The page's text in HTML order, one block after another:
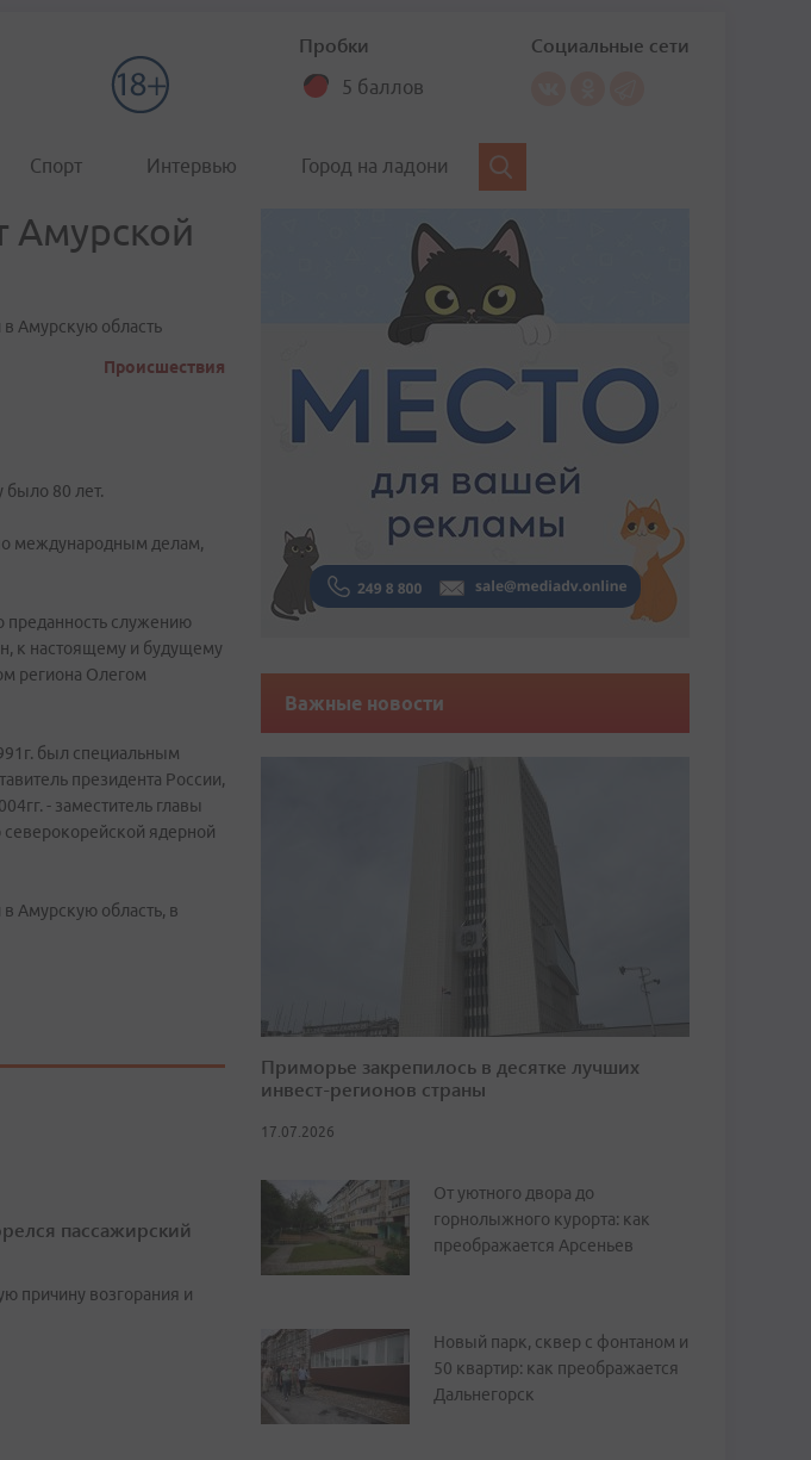
Пробки
5 баллов
Социальные сети
Спорт Интервью Город на ладони
Амурской
Амурскую область
Происшествия
было 80 лет.
международным делам,
преданность служению
к настоящему и будущему
региона Олегом
был специальным
президента России,
- заместитель главы
северокорейской ядерной
Амурскую область, в
пассажирский
причину возгорания и
Важные новости
Приморье закрепилось в десятке лучших
инвест-регионов страны
17.07.2026
От уютного двора до
горнолыжного курорта: как
преображается Арсеньев
Новый парк, сквер с фонтаном и
50 квартир: как преображается
Дальнегорск